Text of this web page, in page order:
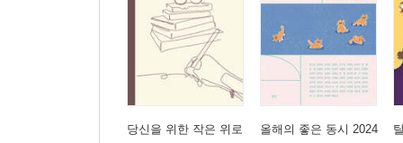
당신을 위한 작은 위로 올해의 좋은 동시 2024